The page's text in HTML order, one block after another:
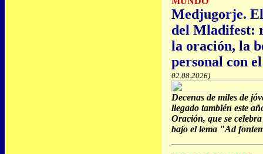
Medjugorje. El
del Mladifest:
la oración, la
personal con
02.08.2026)
Decenas de miles de
llegado también este
Oración, que se
bajo el lema "Ad